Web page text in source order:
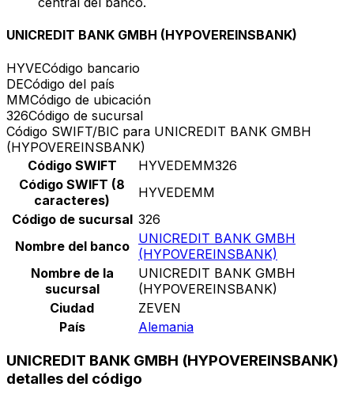
UNICREDIT BANK GMBH (HYPOVEREINSBANK)
HYVECódigo bancario
DECódigo del país
MMCódigo de ubicación
326Código de sucursal
Código SWIFT/BIC para UNICREDIT BANK GMBH
(HYPOVEREINSBANK)
Código SWIFT
HYVEDEMM326
Código SWIFT (8
caracteres)
HYVEDEMM
Código de sucursal 326
Nombre del banco
UNICREDIT BANK GMBH
(HYPOVEREINSBANK)
Nombre de la
sucursal
UNICREDIT BANK GMBH
(HYPOVEREINSBANK)
Ciudad
ZEVEN
País
Alemania
UNICREDIT BANK GMBH (HYPOVEREINSBANK)
detalles del código